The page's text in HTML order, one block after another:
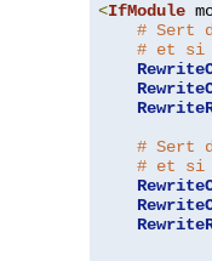
<IfModule
# Sert
# et si
# Sert
# et si